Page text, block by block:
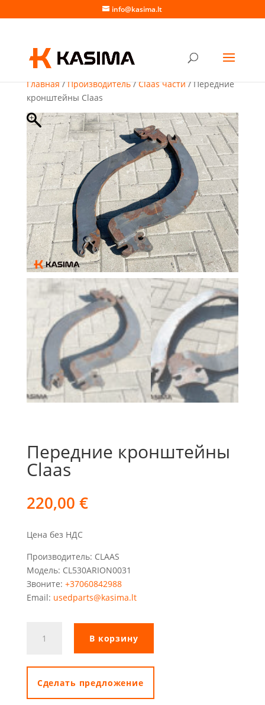
info@kasima.lt
Главная/Производитель/Claas части/ Передние
кронштейны Claas
Передние кронштейны
Claas
220,00 €
Цена без НДС
Производитель: CLAAS
Модель: CL530ARION0031
Звоните: +37060842988
Email: usedparts@kasima.lt
товара
кронштейны
Claas
В корзину
Cделать предложение